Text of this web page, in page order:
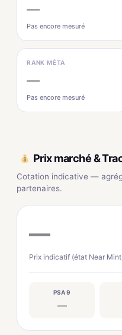
—
Pas encore mesuré
RANK MÉTA
—
Pas encore mesuré
Prix marché &
Cotation indicative —
partenaires.
—
Prix indicatif (état Near
PSA 9
—